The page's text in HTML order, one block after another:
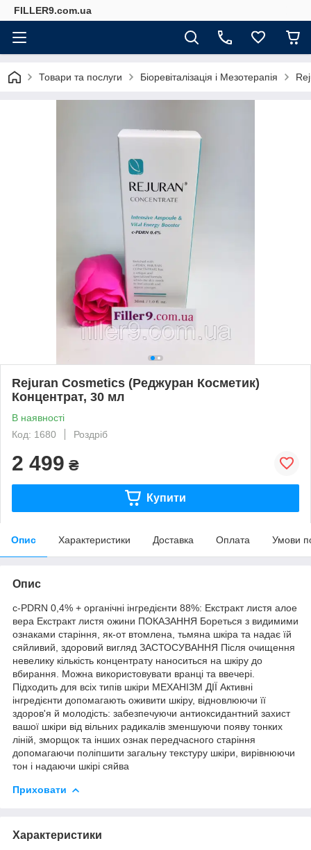
FILLER9.com.ua
Товари та послуги Біоревіталізація і Мезотерапія
Rejuran Cosmetics (Реджуран Косметик)
Концентрат, 30 мл
В наявності
Код: 1680
Роздріб
2 499 ₴
Купити
Опис Характеристики Доставка Оплата Умови
Опис
c-PDRN 0,4% + органічні інгредієнти 88%: Екстракт листя алое
вера Екстракт листя ожини ПОКАЗАННЯ Бореться з видимими
ознаками старіння, як-от втомлена, тьмяна шкіра та надає їй
сяйливий, здоровий вигляд ЗАСТОСУВАННЯ Після очищення
невелику кількість концентрату наноситься на шкіру до
вбирання. Можна використовувати вранці та ввечері.
Підходить для всіх типів шкіри МЕХАНІЗМ ДІЇ Активні
інгредієнти допомагають оживити шкіру, відновлюючи її
здоров'я й молодість: забезпечуючи антиоксидантний захист
вашої шкіри від вільних радикалів зменшуючи появу тонких
ліній, зморщок та інших ознак передчасного старіння
допомагаючи поліпшити загальну текстуру шкіри, вирівнюючи
тон і надаючи шкірі сяйва
Приховати
Характеристики